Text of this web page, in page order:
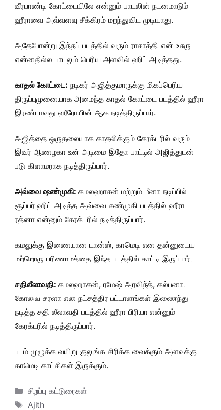
வீரபாண்டி கோட்டையிலே என்னும் பாடலின் நடனமாடும்
ஹீராவை அவ்வளவு சீக்கிரம் மறந்துவிட முடியாது.
அதேபோன்று இந்தப் படத்தில் வரும் ராசாத்தி என் உசுரு
என்னதில்ல பாடலும் பெரிய அளவில் ஹிட் அடித்தது.
காதல் கோட்டை: நடிகர் அஜித்குமாருக்கு மிகப்பெரிய
திருப்புமுனையாக அமைந்த காதல் கோட்டை படத்தில் ஹீரா
இரண்டாவது ஹீரோயின் ஆக நடித்திருப்பார்.
அஜித்தை ஒருதலையாக காதலிக்கும் கேரக்டரில் வரும்
இவர் ஆணழகா உன் அடிமை இதோ பாட்டில் அஜித்துடன்
படு கிளாமராக நடித்திருப்பார்.
அவ்வை ஷண்முகி: கமலஹாசன் மற்றும் மீனா நடிப்பில்
சூப்பர் ஹிட் அடித்த அவ்வை சண்முகி படத்தில் ஹீரா
ரத்னா என்னும் கேரக்டரில் நடித்திருப்பார்.
கமலுக்கு இணையான டான்ஸ், காமெடி என தன்னுடைய
மற்றொரு பரிணாமத்தை இந்த படத்தில் காட்டி இருப்பார்.
சதிலீலாவதி: கமலஹாசன், ரமேஷ் அரவிந்த், கல்பனா,
கோவை சரளா என நட்சத்திர பட்டாளங்கள் இணைந்து
நடித்த சதி லீலாவதி படத்தில் ஹீரா பிரியா என்னும்
கேரக்டரில் நடித்திருப்பார்.
படம் முழுக்க வயிறு குலுங்க சிரிக்க வைக்கும் அளவுக்கு
காமெடி காட்சிகள் இருக்கும்.
Categories
சிறப்பு கட்டுரைகள்
Tags
Ajith